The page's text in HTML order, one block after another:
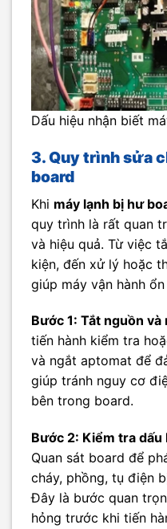
Dấu hiệu nhận biết
3. Quy trình sửa
board
Khi máy lạnh bị hư
quy trình là rất quan
và hiệu quả. Từ việc
kiện, đến xử lý hoặc
giúp máy vận hành
Bước 1: Tắt nguồn
tiến hành kiểm tra
và ngắt aptomat để
giúp tránh nguy cơ
bên trong board.
Bước 2: Kiểm tra
Quan sát board để
cháy, phồng, tụ điện
Đây là bước quan
hỏng trước khi tiến